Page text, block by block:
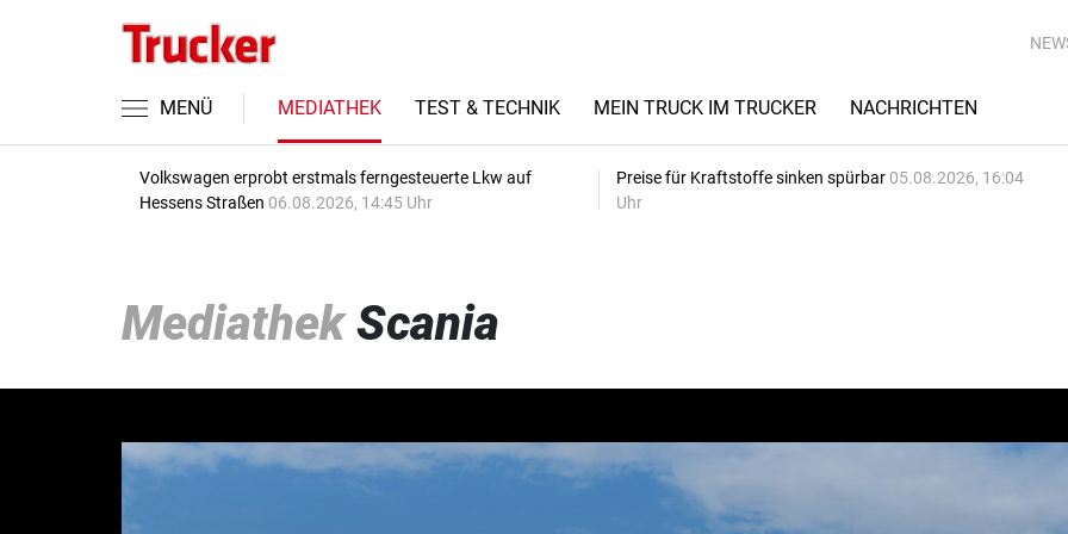
MENÜ MEDIATHEK TEST & TECHNIK MEIN TRUCK IM TRUCKER NACHRICHTEN
Volkswagen erprobt erstmals ferngesteuerte Lkw auf
Hessens Straßen 06.08.2026, 14:45 Uhr
Preise für Kraftstoffe sinken spürbar 05.08.2026, 16:04
Uhr
MediathekScania